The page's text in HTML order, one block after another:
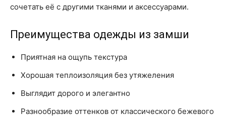
сочетать её с другими тканями и аксессуарами.
Преимущества одежды из замши
Приятная на ощупь текстура
Хорошая теплоизоляция без утяжеления
Выглядит дорого и элегантно
Разнообразие оттенков от классического бежевого